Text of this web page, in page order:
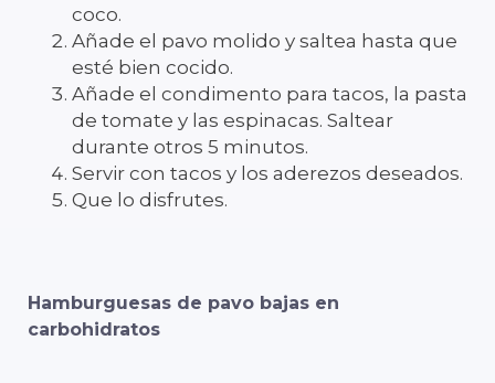
coco.
Añade el pavo molido y saltea hasta que
esté bien cocido.
Añade el condimento para tacos, la pasta
de tomate y las espinacas. Saltear
durante otros 5 minutos.
Servir con tacos y los aderezos deseados.
Que lo disfrutes.
Hamburguesas de pavo bajas en
carbohidratos